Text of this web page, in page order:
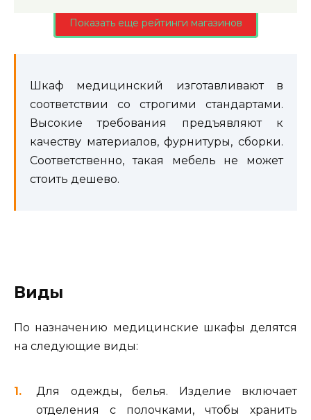
Показать еще рейтинги магазинов
Шкаф медицинский изготавливают в
соответствии со строгими стандартами.
Высокие требования предъявляют к
качеству материалов, фурнитуры, сборки.
Соответственно, такая мебель не может
стоить дешево.
Виды
По назначению медицинские шкафы делятся
на следующие виды:
Для одежды, белья. Изделие включает
отделения с полочками, чтобы хранить